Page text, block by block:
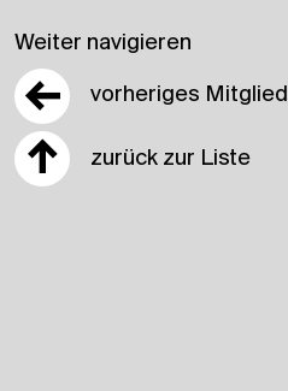
Weiter navigieren
← vorheriges Mitglied
↑ zurück zur Liste